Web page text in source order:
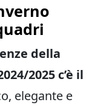
della
2025 c’è il
elegante e